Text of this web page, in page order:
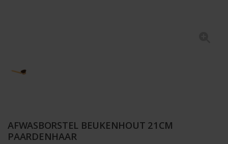
AFWASBORSTEL BEUKENHOUT 21CM
PAARDENHAAR